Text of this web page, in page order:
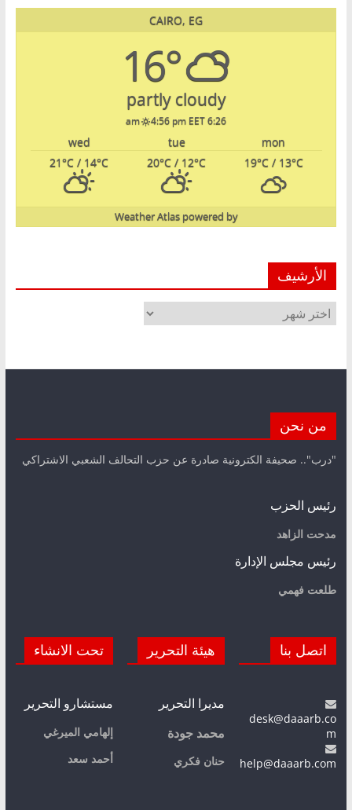
CAIRO, EG
16°
partly cloudy
6:26 am
4:56 pm EET
mon
tue
wed
19°C/ 13°C
20°C / 12°C
21°C / 14°C
powered by
Weather Atlas
الأرشيف
الأرشيف
من نحن
"درب".. صحيفة الكترونية صادرة عن حزب التحالف الشعبي الاشتراكي
رئيس الحزب
مدحت الزاهد
رئيس مجلس الإدارة
طلعت فهمي
اتصل بنا
desk@daaarb.co
m
help@daaarb.com
هيئة التحرير
مديرا التحرير
محمد جودة
حنان فكري
تحت الانشاء
مستشارو التحرير
إلهامي الميرغي
أحمد سعد